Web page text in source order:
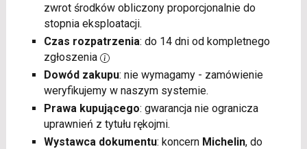
zwrot środków obliczony proporcjonalnie do
stopnia eksploatacji.
Czas rozpatrzenia: do 14 dni od kompletnego
zgłoszenia
Dowód zakupu: nie wymagamy - zamówienie
weryfikujemy w naszym systemie.
Prawa kupującego: gwarancja nie ogranicza
uprawnień z tytułu rękojmi.
Wystawca dokumentu: koncern Michelin, do